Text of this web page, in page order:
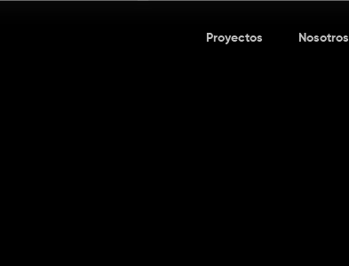
Proyectos Nosotros
Iryo